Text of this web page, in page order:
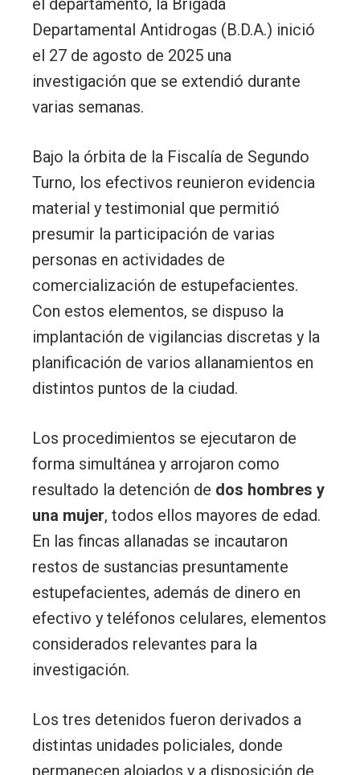
el departamento, la Brigada
Departamental Antidrogas (B.D.A.) inició
el 27 de agosto de 2025 una
investigación que se extendió durante
varias semanas.
Bajo la órbita de la Fiscalía de Segundo
Turno, los efectivos reunieron evidencia
material y testimonial que permitió
presumir la participación de varias
personas en actividades de
comercialización de estupefacientes.
Con estos elementos, se dispuso la
implantación de vigilancias discretas y la
planificación de varios allanamientos en
distintos puntos de la ciudad.
Los procedimientos se ejecutaron de
forma simultánea y arrojaron como
resultado la detención de dos hombres y
una mujer, todos ellos mayores de edad.
En las fincas allanadas se incautaron
restos de sustancias presuntamente
estupefacientes, además de dinero en
efectivo y teléfonos celulares, elementos
considerados relevantes para la
investigación.
Los tres detenidos fueron derivados a
distintas unidades policiales, donde
permanecen alojados y a disposición de